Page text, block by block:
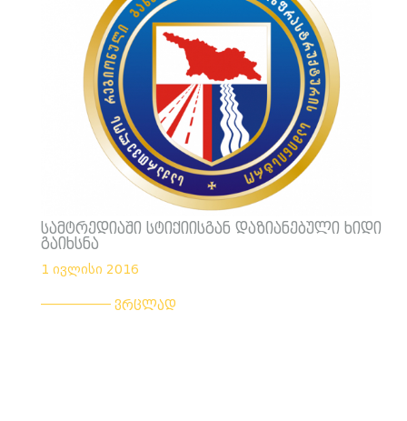
სამტრედიაში სტიქიისგან დაზიანებული ხიდი
გაიხსნა
1 ივლისი 2016
ვრცლად